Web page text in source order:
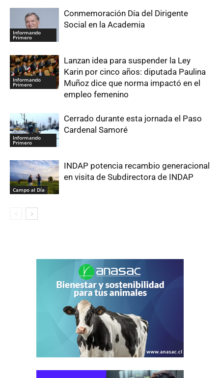
Informando
Primero
Conmemoración Día del Dirigente
Social en la Academia
Informando
Primero
Lanzan idea para suspender la Ley
Karin por cinco años: diputada Paulina
Muñoz dice que norma impactó en el
empleo femenino
Informando
Primero
Cerrado durante esta jornada el Paso
Cardenal Samoré
Campo al Día
INDAP potencia recambio generacional
en visita de Subdirectora de INDAP